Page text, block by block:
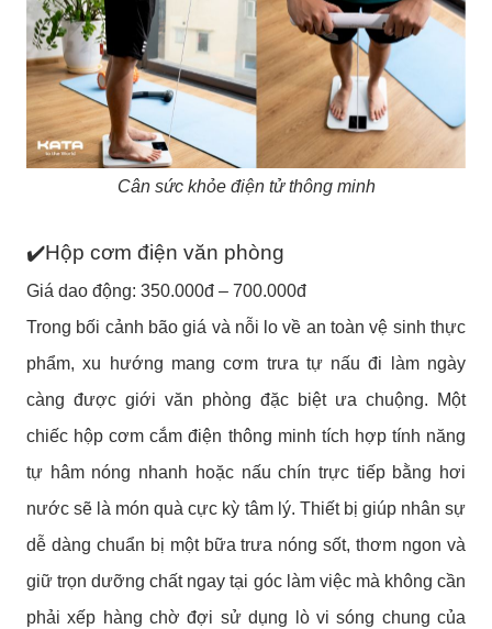
Cân sức khỏe điện tử thông minh
✔️Hộp cơm điện văn phòng
Giá dao động: 350.000đ – 700.000đ
Trong bối cảnh bão giá và nỗi lo về an toàn vệ sinh thực
phẩm, xu hướng mang cơm trưa tự nấu đi làm ngày
càng được giới văn phòng đặc biệt ưa chuộng. Một
chiếc hộp cơm cắm điện thông minh tích hợp tính năng
tự hâm nóng nhanh hoặc nấu chín trực tiếp bằng hơi
nước sẽ là món quà cực kỳ tâm lý. Thiết bị giúp nhân sự
dễ dàng chuẩn bị một bữa trưa nóng sốt, thơm ngon và
giữ trọn dưỡng chất ngay tại góc làm việc mà không cần
phải xếp hàng chờ đợi sử dụng lò vi sóng chung của